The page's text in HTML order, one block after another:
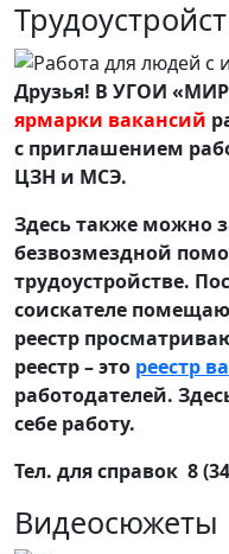
Друзья! В УГОИ
ярмарки вакансий
с приглашением
ЦЗН и МСЭ.
Здесь также можно
безвозмездной
трудоустройстве.
соискателе
реестр
реестр – это реестр
работодателей.
себе работу.
Тел. для справок 8
Видеосюжеты